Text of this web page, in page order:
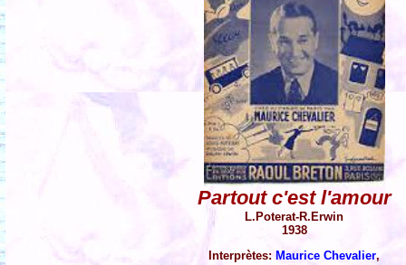
Partout c'est l'amour
L.Poterat-R.Erwin
1938
Interprètes: Maurice Chevalier,